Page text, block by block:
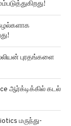
புரதங்களை
ஆர்க்டிக்கில் கடல்
மருந்து-